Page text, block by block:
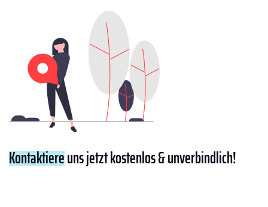
Kontaktiereuns jetzt kostenlos & unverbindlich!